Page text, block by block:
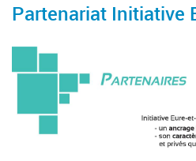
Partenariat Initiative